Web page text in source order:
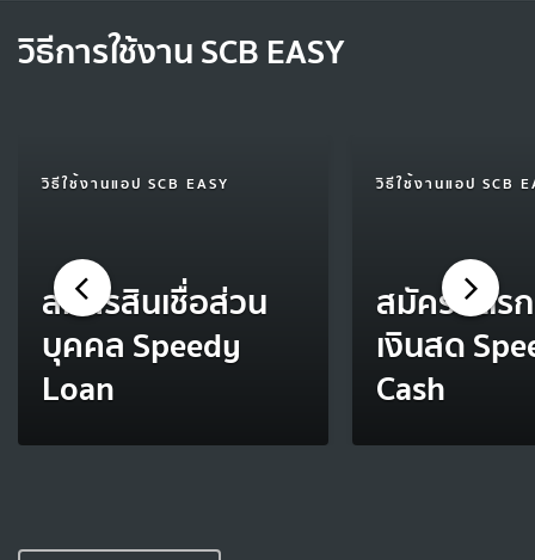
วิธีการใช้งาน SCB EASY
วิธีใช้งานแอป SCB EASY
สมัครสินเชื่อส่วน
บุคคล Speedy
Loan
วิธีใช้งานแอป SCB
สมัครบัตร
เงินสด
Cash